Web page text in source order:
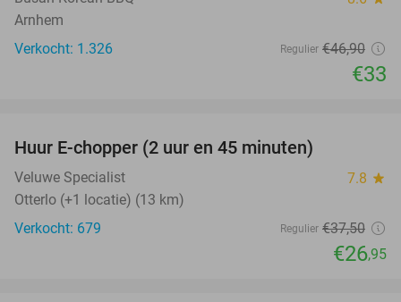
Arnhem
Verkocht: 1.326
Regulier €46,90
€33
Huur E-chopper (2 uur en 45 minuten)
Veluwe Specialist 7.8 star
Otterlo (+1 locatie) (13 km)
Verkocht: 679
Regulier €37,50
€26,95